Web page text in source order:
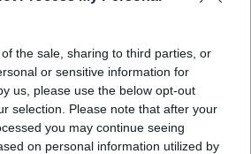
the sale, sharing to third parties, or
or sensitive information for
us, please use the below opt-out
selection. Please note that after your
you may continue seeing
on personal information utilized by
H
37
17
K
36
21
SZ
32
19
31
16